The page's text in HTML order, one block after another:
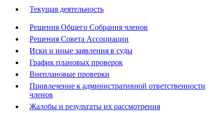
Текущая деятельность
Решения Общего Собрания членов
Решения Совета Ассоциации
Иски и иные заявления в суды
График плановых проверок
Внеплановые проверки
Привлечение к административной ответственности
членов
Жалобы и результаты их рассмотрения